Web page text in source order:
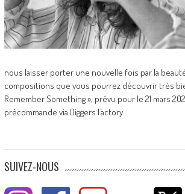
nous laisser porter une nouvelle fois par la
compositions que vous pourrez découvrir très
Remember Something », prévu pour le 21 mars
précommande via Diggers Factory.
SUIVEZ-NOUS